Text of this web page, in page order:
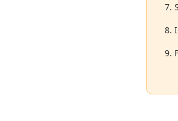
7.
8.
9.